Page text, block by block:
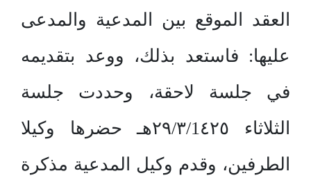
العقد الموقع بين المدعية والمدعى
عليها: فاستعد بذلك، ووعد بتقديمه
في جلسة لاحقة، وحددت جلسة
الثلاثاء ٢٩/٣/1٤٢٥هـ حضرها وكيلا
الطرفين، وقدم وكيل المدعية مذكرة